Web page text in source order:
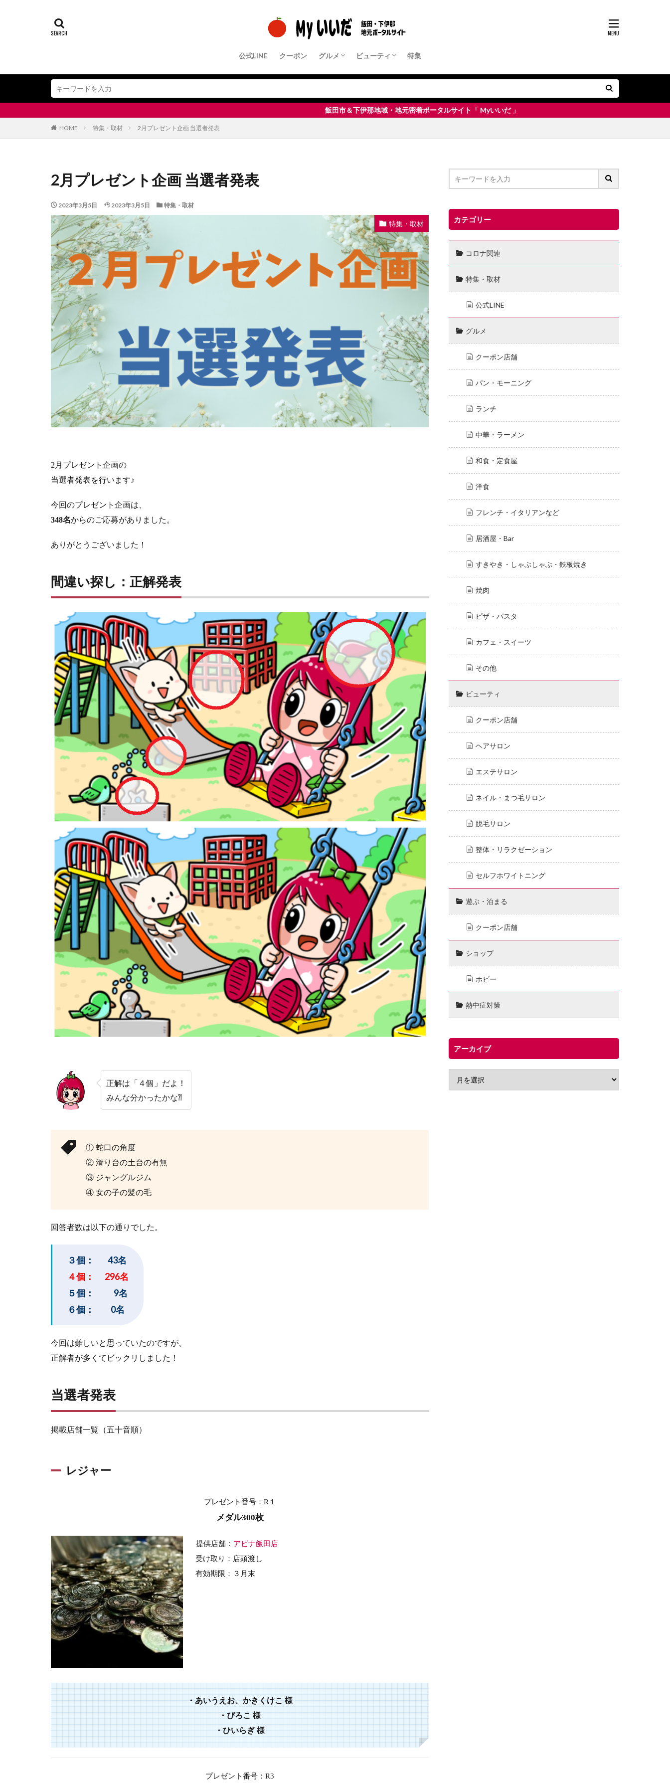
公式LINE クーポン グルメ
クーポン店舗
パン・モーニング
ランチ
中華・ラーメン
和食・定食屋
洋食
フレンチ・イタリアンなど
居酒屋・Bar
すきやき・しゃぶしゃぶ・鉄板焼き
焼肉
ピザ・パスタ
カフェ・スイーツ
その他
ビューティ
クーポン店舗
ヘアサロン
ネイル・まつ毛サロン
エステサロン
脱毛サロン
整体・リラクゼーション
特集
飯田市＆下伊那地域・地元密着ポータルサイト「 Myいいだ 」
HOME 特集・取材 2月プレゼント企画 当選者発表
2月プレゼント企画 当選者発表
2023年3月5日 2023年3月5日 特集・取材
特集・取材
2 月プレゼント企画の
当選者発表を行います♪
今回のプレゼント企画は、
348名からのご応募がありました。
ありがとうございました！
間違い探し：正解発表
正解は「４個」だよ！
みんな分かったかな⁈
① 蛇口の角度
② 滑り台の土台の有無
③ ジャングルジム
④ 女の子の髪の毛
回答者数は以下の通りでした。
３個： 43名
４個： 296名
５個： 9名
６個： 0名
今回は難しいと思っていたのですが、
正解者が多くてビックリしました！
当選者発表
掲載店舗一覧（五十音順）
レジャー
プレゼント番号：R１
メダル300枚
提供店舗： アピナ飯田店
受け取り：店頭渡し
有効期限：３月末
・あいうえお、かきくけこ様
・ぴろこ様
・ひいらぎ様
プレゼント番号：R3
カテゴリー
コロナ関連
特集・取材
公式LINE
グルメ
クーポン店舗
パン・モーニング
ランチ
中華・ラーメン
和食・定食屋
洋食
フレンチ・イタリアンなど
居酒屋・Bar
すきやき・しゃぶしゃぶ・鉄板焼き
焼肉
ピザ・パスタ
カフェ・スイーツ
その他
ビューティ
クーポン店舗
ヘアサロン
エステサロン
ネイル・まつ毛サロン
脱毛サロン
整体・リラクゼーション
セルフホワイトニング
遊ぶ・泊まる
クーポン店舗
ショップ
ホビー
熱中症対策
アーカイブ